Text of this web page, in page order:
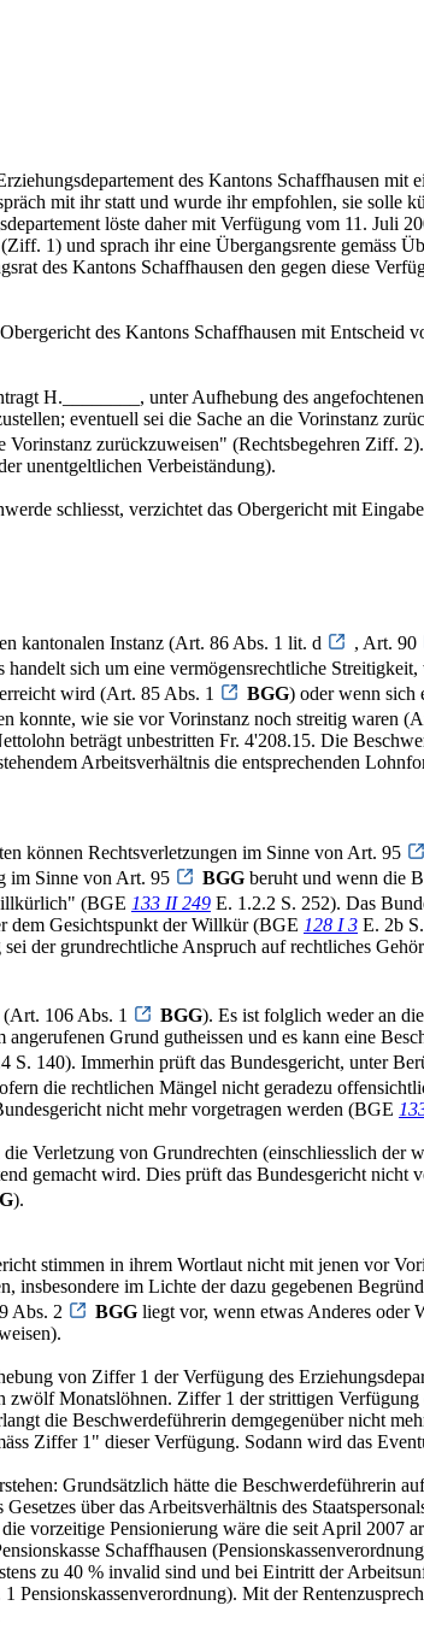
des Kantons Schaffhausen
mit ihr statt und wurde ihr empfohlen, sie solle
löste daher mit Verfügung vom 11. Juli
1) und sprach ihr eine Übergangsrente gemäss
des Kantons Schaffhausen den gegen diese
des Kantons Schaffhausen mit Entscheid
H.________, unter Aufhebung des
eventuell sei die Sache an die Vorinstanz
Vorinstanz zurückzuweisen" (Rechtsbegehren Ziff.
unentgeltlichen Verbeiständung).
schliesst, verzichtet das Obergericht mit
kantonalen Instanz (Art. 86 Abs. 1 lit. d
, Art. 90
handelt sich um eine vermögensrechtliche
wird (Art. 85 Abs. 1
BGG) oder wenn sich
konnte, wie sie vor Vorinstanz noch streitig waren
beträgt unbestritten Fr. 4'208.15. Die
Arbeitsverhältnis die entsprechenden
können Rechtsverletzungen im Sinne von Art. 95
im Sinne von Art. 95
BGG beruht und wenn die
(BGE 133 II 249 E. 1.2.2 S. 252). Das
dem Gesichtspunkt der Willkür (BGE 128 I 3 E. 2b
der grundrechtliche Anspruch auf rechtliches
106 Abs. 1 BGG). Es ist folglich weder an
angerufenen Grund gutheissen und es kann eine
S. 140). Immerhin prüft das Bundesgericht, unter
die rechtlichen Mängel nicht geradezu
nicht mehr vorgetragen werden (BGE
Verletzung von Grundrechten (einschliesslich
gemacht wird. Dies prüft das Bundesgericht nicht
).
stimmen in ihrem Wortlaut nicht mit jenen vor
insbesondere im Lichte der dazu gegebenen
Abs. 2
BGG liegt vor, wenn etwas Anderes oder
von Ziffer 1 der Verfügung des
Monatslöhnen. Ziffer 1 der strittigen
die Beschwerdeführerin demgegenüber nicht
Ziffer 1" dieser Verfügung. Sodann wird das
Grundsätzlich hätte die Beschwerdeführerin
über das Arbeitsverhältnis des
vorzeitige Pensionierung wäre die seit April
Schaffhausen
zu 40 % invalid sind und bei Eintritt der
Pensionskassenverordnung). Mit der